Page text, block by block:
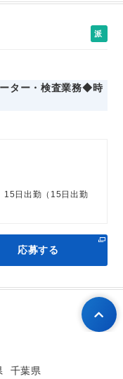
派
ター・検査業務◆時
日出勤（15日出勤
応募する
千葉県